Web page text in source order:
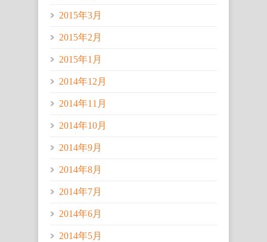
2015年3月
2015年2月
2015年1月
2014年12月
2014年11月
2014年10月
2014年9月
2014年8月
2014年7月
2014年6月
2014年5月